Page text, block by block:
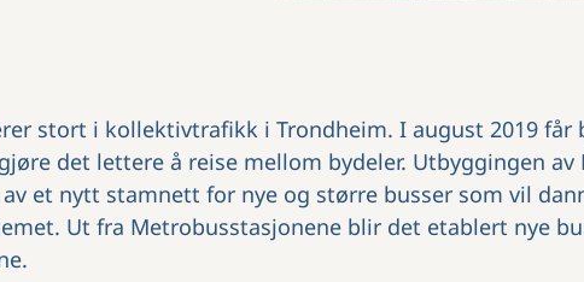
stort i kollektivtrafikk i Trondheim. I august 2019 får
det lettere å reise mellom bydeler. Utbyggingen av
et nytt stamnett for nye og større busser som vil
Ut fra Metrobusstasjonene blir det etablert nye